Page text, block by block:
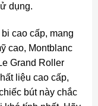
dụng.
cao cấp, mang
cao, Montblanc
Grand Roller
liệu cao cấp,
bút này chắc